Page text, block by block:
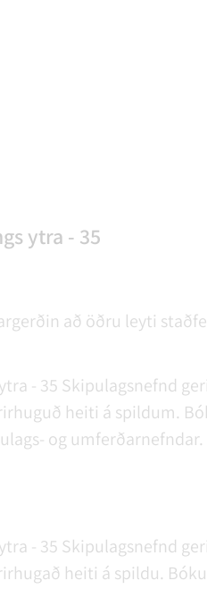
ytra - 35
að öðru leyti
- 35 Skipulagsnefnd
heiti á spildum.
og umferðarnefndar.
- 35 Skipulagsnefnd
heiti á spildu.